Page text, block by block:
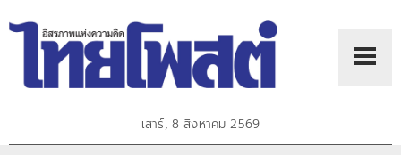
เสาร์, 8 สิงหาคม 2569